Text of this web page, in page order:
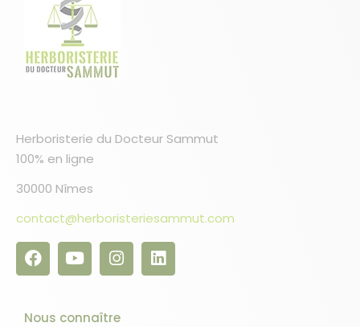
Herboristerie du Docteur Sammut
100% en ligne
30000 Nîmes
contact@herboristeriesammut.com
Nous connaître